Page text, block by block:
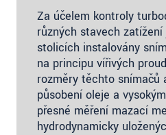
Za účelem kontroly
různých stavech
stolicích instalovány
na principu vířivých
rozměry těchto snímačů
působení oleje a
přesné měření mazací
hydrodynamicky